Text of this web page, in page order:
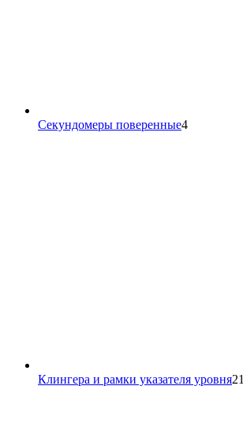
Секундомеры поверенные44
Клингера и рамки указателя уровня21